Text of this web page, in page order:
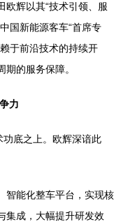
欧辉以其“技术引领、服
国新能源客车“首席专
于前沿技术的持续开
的服务保障。
力
功底之上。欧辉深谙此
智能化整车平台，实现核
集成，大幅提升研发效